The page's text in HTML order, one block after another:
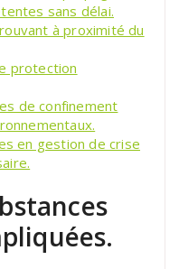
sans délai.
à proximité du
protection
de confinement
en gestion de crise